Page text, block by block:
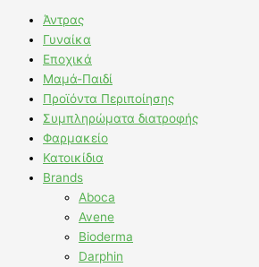
Άντρας
Γυναίκα
Εποχικά
Μαμά-Παιδί
Προϊόντα Περιποίησης
Συμπληρώματα διατροφής
Φαρμακείο
Κατοικίδια
Brands
Aboca
Avene
Bioderma
Darphin